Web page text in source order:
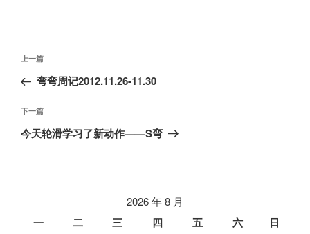
文
导
航
上
一
文
章
上一篇
弯弯周记2012.11.26-11.30
下
一
下一篇
今天轮滑学习了新动作——S弯
2026 年 8 月
一 二 三 四 五 六 日